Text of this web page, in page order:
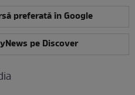
preferată în Google
pe Discover